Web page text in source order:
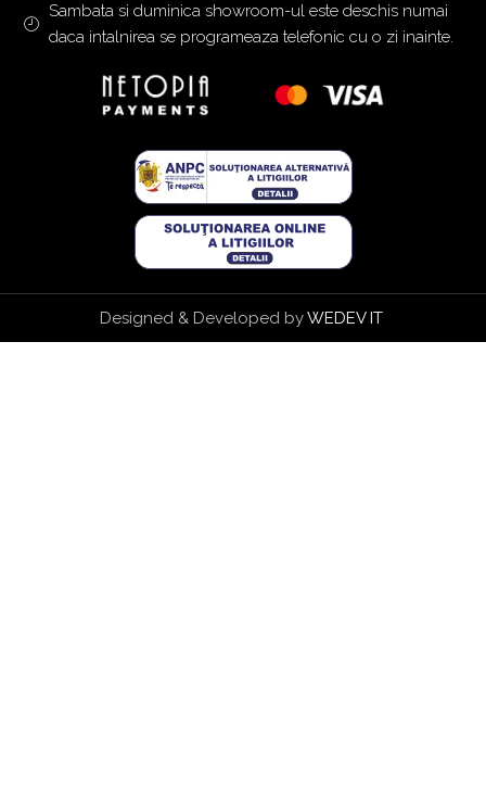
Sambata si duminica showroom-ul este deschis numai
daca intalnirea se programeaza telefonic cu o zi inainte.
Designed & Developed byWEDEV IT